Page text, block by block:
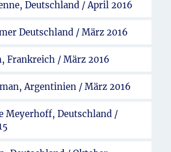
Deutschland / April 2016
Deutschland / März 2016
Frankreich / März 2016
Argentinien / März 2016
Meyerhoff, Deutschland /